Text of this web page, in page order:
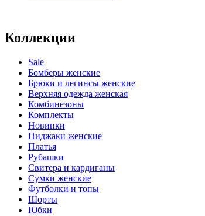
Коллекции
Sale
Бомберы женские
Брюки и легинсы женские
Верхняя одежда женская
Комбинезоны
Комплекты
Новинки
Пиджаки женские
Платья
Рубашки
Свитера и кардиганы
Сумки женские
Футболки и топы
Шорты
Юбки